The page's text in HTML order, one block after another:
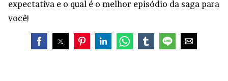
expectativa e o qual é o melhor episódio da saga para
você!